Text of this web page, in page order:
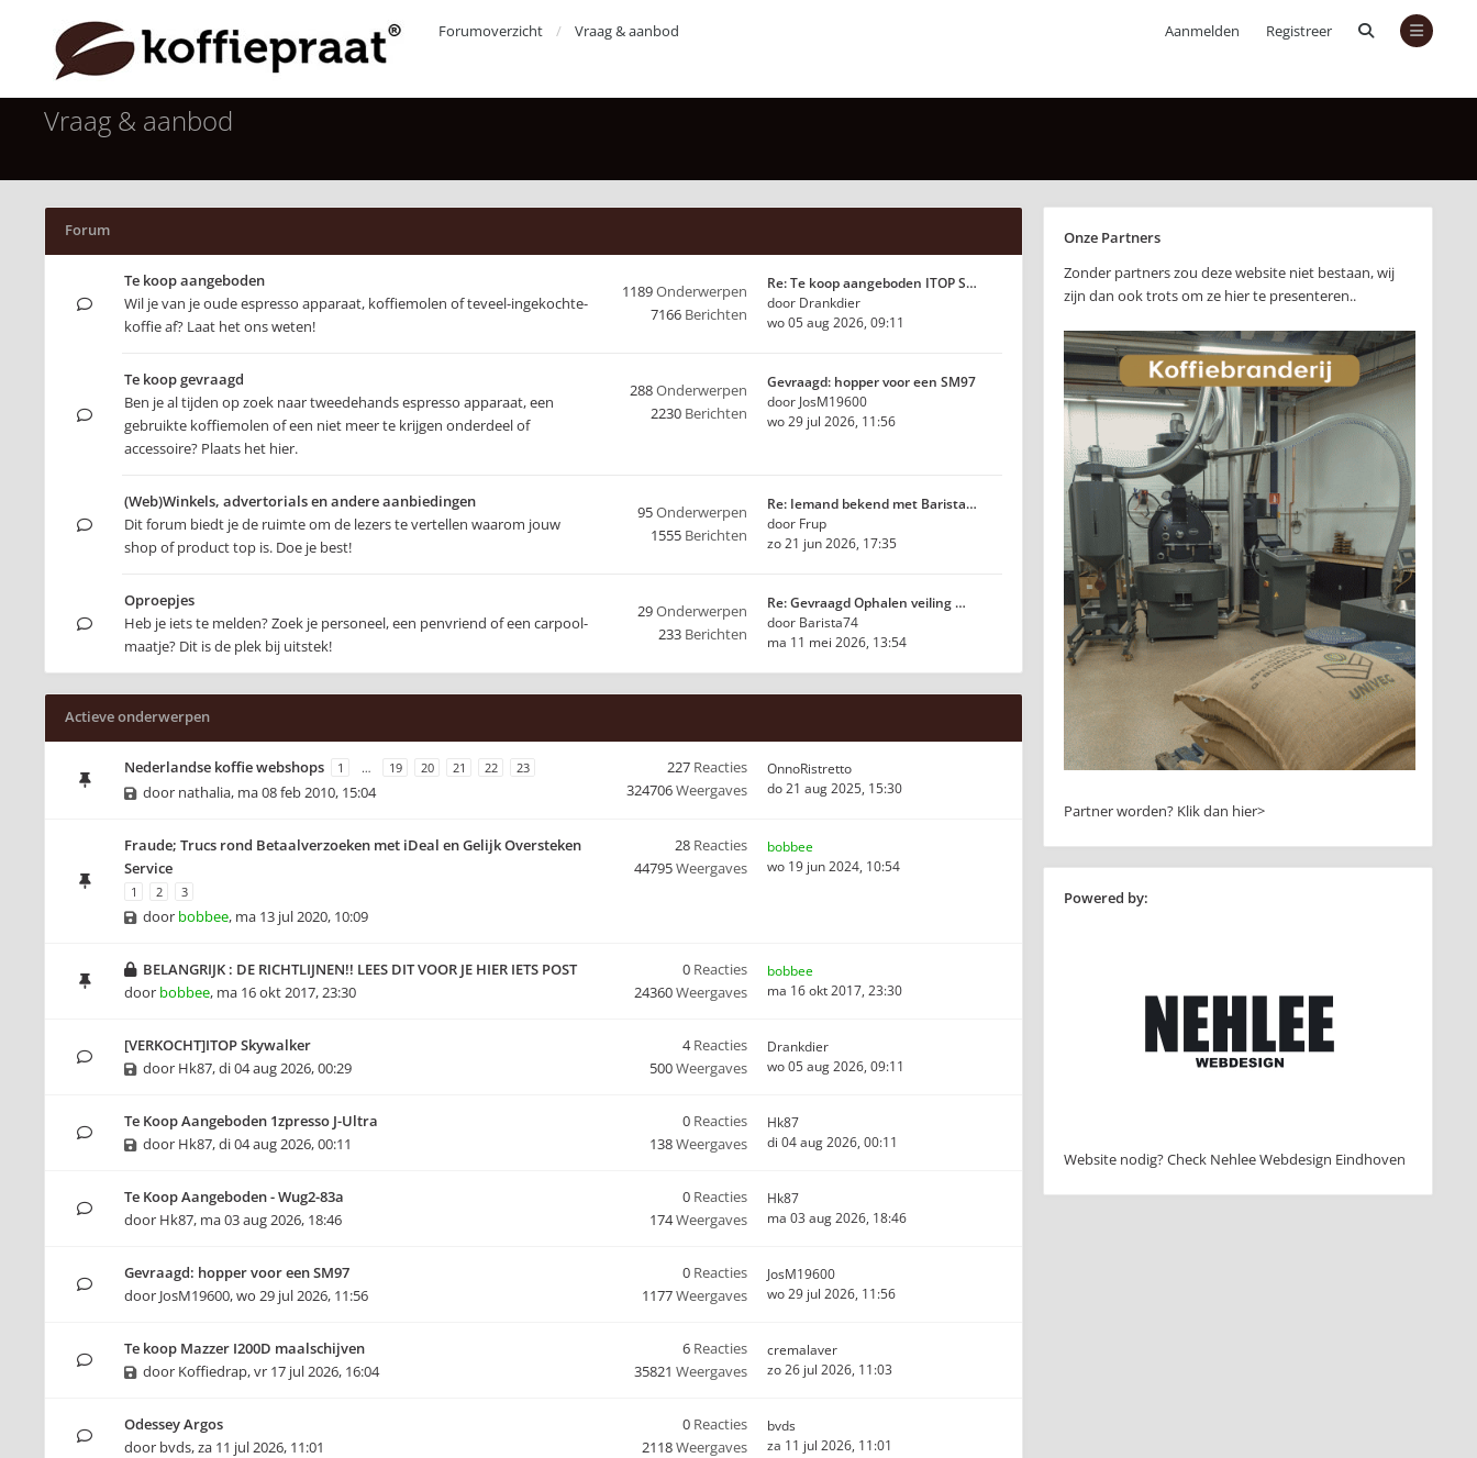
Aanmelden Registreer
Forumoverzicht Vraag & aanbod
Vraag & aanbod
Forum
Te koop aangeboden
Wil je van je oude espresso apparaat, koffiemolen of teveel-ingekochte-
koffie af? Laat het ons weten!
1189Onderwerpen
7166 Berichten
Re: Te koop aangeboden ITOP S…
door Drankdier
wo 05 aug 2026, 09:11
Te koop gevraagd
Ben je al tijden op zoek naar tweedehands espresso apparaat, een
gebruikte koffiemolen of een niet meer te krijgen onderdeel of
accessoire? Plaats het hier.
288Onderwerpen
2230 Berichten
Gevraagd: hopper voor een SM97
door JosM19600
wo 29 jul 2026, 11:56
(Web)Winkels, advertorials en andere aanbiedingen
Dit forum biedt je de ruimte om de lezers te vertellen waarom jouw
shop of product top is. Doe je best!
95Onderwerpen
1555 Berichten
Re: Iemand bekend met Barista…
door Frup
zo 21 jun 2026, 17:35
Oproepjes
Heb je iets te melden? Zoek je personeel, een penvriend of een carpool-
maatje? Dit is de plek bij uitstek!
29Onderwerpen
233 Berichten
Re: Gevraagd Ophalen veiling …
door Barista74
ma 11 mei 2026, 13:54
Actieve onderwerpen
Nederlandse koffie webshops 1 … 19 20 21 22 23
door nathalia, ma 08 feb 2010, 15:04
227 Reacties
324706Weergaves
OnnoRistretto
do 21 aug 2025, 15:30
Fraude; Trucs rond Betaalverzoeken met iDeal en Gelijk Oversteken
Service
1 2 3
door bobbee, ma 13 jul 2020, 10:09
28 Reacties
44795Weergaves
bobbee
wo 19 jun 2024, 10:54
BELANGRIJK : DE RICHTLIJNEN!! LEES DIT VOOR JE HIER IETS POST
door bobbee, ma 16 okt 2017, 23:30
0 Reacties
24360Weergaves
bobbee
ma 16 okt 2017, 23:30
[VERKOCHT]ITOP Skywalker
door Hk87,di 04 aug 2026, 00:29
4Reacties
500Weergaves
Drankdier
wo 05 aug 2026, 09:11
Te Koop Aangeboden 1zpresso J-Ultra
door Hk87,di 04 aug 2026, 00:11
0 Reacties
138Weergaves
Hk87
di 04 aug 2026, 00:11
Te Koop Aangeboden - Wug2-83a
door Hk87, ma 03 aug 2026, 18:46
0 Reacties
174Weergaves
Hk87
ma 03 aug 2026, 18:46
Gevraagd: hopper voor een SM97
door JosM19600,wo 29 jul 2026, 11:56
0 Reacties
1177Weergaves
JosM19600
wo 29 jul 2026, 11:56
Te koop Mazzer I200D maalschijven
door Koffiedrap,vr 17 jul 2026, 16:04
6 Reacties
35821 Weergaves
cremalaver
zo 26 jul 2026, 11:03
Odessey Argos
door bvds,za 11 jul 2026, 11:01
0 Reacties
2118Weergaves
bvds
za 11 jul 2026, 11:01
Onze Partners
Zonder partners zou deze website niet bestaan, wij
zijn dan ook trots om ze hier te presenteren..
Partner worden? Klik dan hier>
Powered by:
Website nodig? Check Nehlee Webdesign Eindhoven